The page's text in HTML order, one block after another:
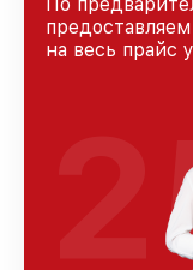
на весь прайс